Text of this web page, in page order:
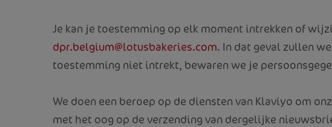
Je kan je toestemming op elk moment intrekken of
dpr.belgium@lotusbakeries.com. In dat geval zullen
toestemming niet intrekt, bewaren we je
We doen een beroep op de diensten van Klaviyo om
met het oog op de verzending van dergelijke